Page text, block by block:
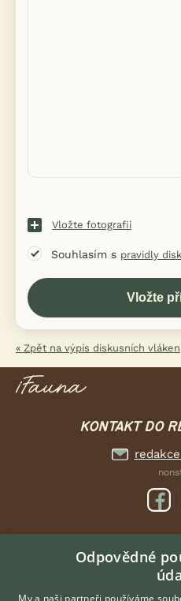
Vložte fotografii
Souhlasím s pravidly
« Zpět na výpis diskusních vláken
KONTAKT DO
Odpovědné
My a naši partneři používáme